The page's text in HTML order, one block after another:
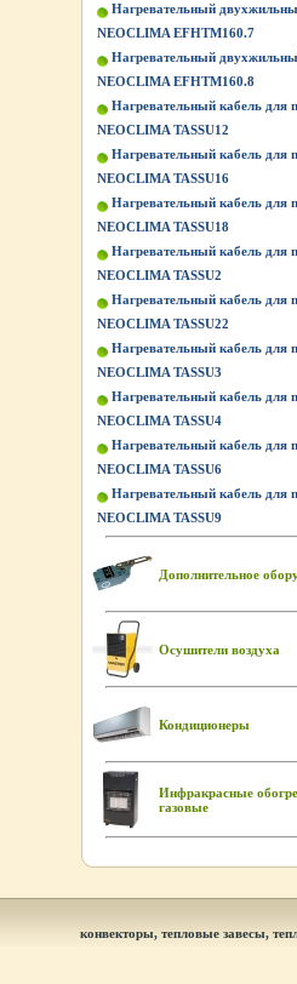
Нагревательный
NEOCLIMA EFHTM160.7
Нагревательный
NEOCLIMA EFHTM160.8
Нагревательный кабель для
NEOCLIMA TASSU12
Нагревательный кабель для
NEOCLIMA TASSU16
Нагревательный кабель для
NEOCLIMA TASSU18
Нагревательный кабель для
NEOCLIMA TASSU2
Нагревательный кабель для
NEOCLIMA TASSU22
Нагревательный кабель для
NEOCLIMA TASSU3
Нагревательный кабель для
NEOCLIMA TASSU4
Нагревательный кабель для
NEOCLIMA TASSU6
Нагревательный кабель для
NEOCLIMA TASSU9
Дополнительное
Осушители воздуха
Кондиционеры
Инфракрасные
газовые
конвекторы, тепловые завесы,